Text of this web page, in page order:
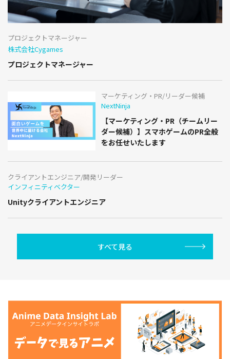
プロジェクトマネージャー
株式会社Cygames
プロジェクトマネージャー
マーケティング・PR/リーダー候補
NextNinja
【マーケティング・PR（チームリー
ダー候補）】スマホゲームのPR全般
をお任せいたします
クライアントエンジニア/開発リーダー
インフィニティベクター
Unityクライアントエンジニア
すべて見る